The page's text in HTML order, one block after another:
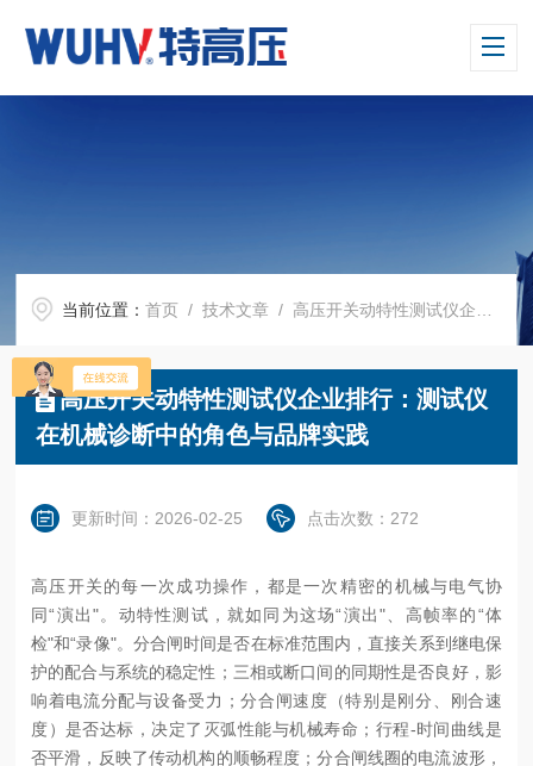
当前位置：首页 /技术文章 / 高压开关动特性测试仪企业排行：测试仪在机械诊断中的角色与品牌实践
高压开关动特性测试仪企业排行：测试仪
在机械诊断中的角色与品牌实践
更新时间：2026-02-25 点击次数：272
高压开关的每一次成功操作，都是一次精密的机械与电气协
同“演出"。动特性测试，就如同为这场“演出"、高帧率的“体
检"和“录像"。分合闸时间是否在标准范围内，直接关系到继电保
护的配合与系统的稳定性；三相或断口间的同期性是否良好，影
响着电流分配与设备受力；分合闸速度（特别是刚分、刚合速
度）是否达标，决定了灭弧性能与机械寿命；行程-时间曲线是
否平滑，反映了传动机构的顺畅程度；分合闸线圈的电流波形，